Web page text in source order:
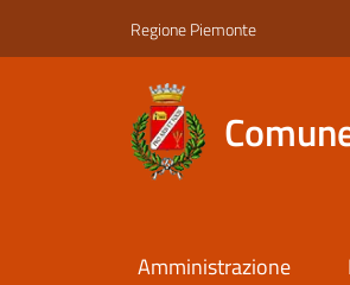
Regione Piemonte
Amministrazione